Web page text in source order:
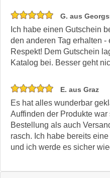
G. aus
Ich habe einen Gutschein
den anderen Tag erhalten
Respekt! Dem Gutschein
Katalog bei. Besser geht
E. aus Graz
Es hat alles wunderbar
Auffinden der Produkte war
Bestellung als auch
rasch. Ich habe bereits
und ich werde es sicher